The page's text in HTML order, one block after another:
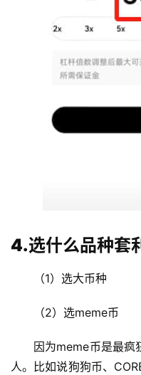
4.选什么品种套
（1）选大币种
（2）选meme币
因为meme币是最疯
人。比如说狗狗币、